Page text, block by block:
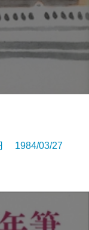
1984/03/27